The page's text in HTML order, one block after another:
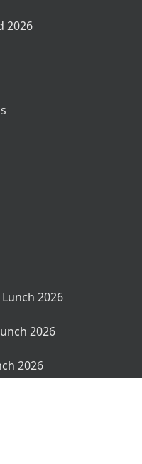
2026
2026
2026
2026